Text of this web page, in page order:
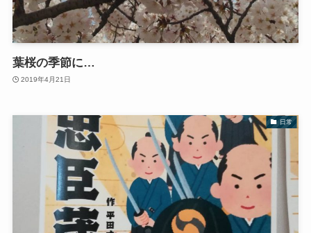
葉桜の季節に…
2019年4月21日
日常